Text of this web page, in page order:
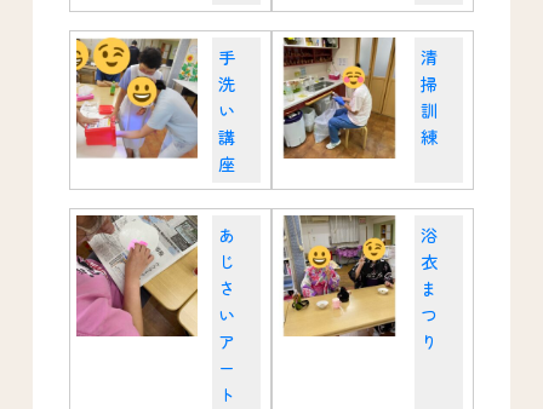
手
洗
い
講
座
清
掃
訓
練
あ
じ
さ
い
ア
ー
ト
浴
衣
ま
つ
り